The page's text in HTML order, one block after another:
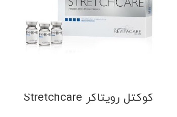
کوکتل رویتاکر Stretchcare